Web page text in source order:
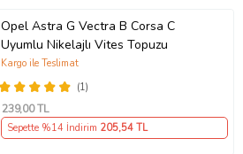
Opel Astra G Vectra B Corsa C
Uyumlu Nikelajlı Vites Topuzu
(1)
Kargo ile Teslimat
239,00 TL
Sepette %14 İndirim 205,54 TL